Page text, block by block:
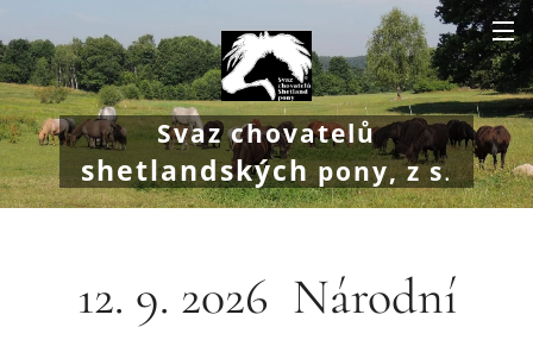
Svaz chovatelů
shetlandskýchpony, z s.
12. 9. 2026 Národní